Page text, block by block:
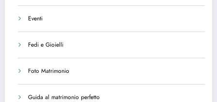
Eventi
Fedi e Gioielli
Foto Matrimonio
Guida al matrimonio perfetto